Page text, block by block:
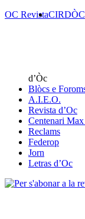
OC RevistaCIRDÒC
d’Òc
Blòcs e
A.I.E.O.
Revista d’Oc
Centenari
Reclams
Federop
Jorn
Letras d’Oc